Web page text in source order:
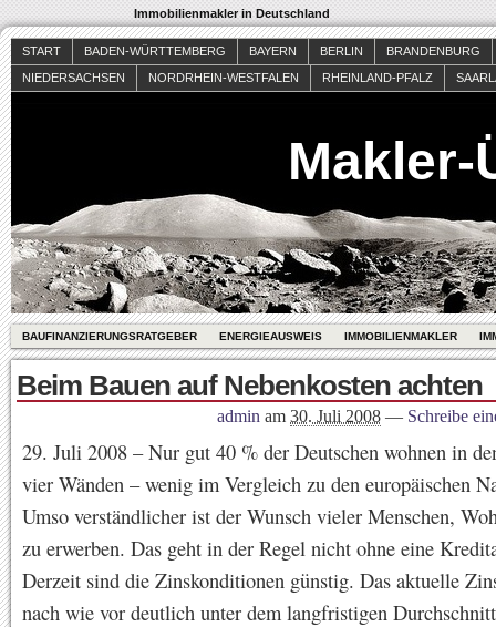
Immobilienmakler in Deutschland
START BADEN-WÜRTTEMBERG BAYERN BERLIN
BRANDENBURG
NIEDERSACHSEN
NORDRHEIN-WESTFALEN RHEINLAND-PFALZ
Makler-
BAUFINANZIERUNGSRATGEBER ENERGIEAUSWEIS IMMOBILIENMAKLER
Beim Bauen auf Nebenkosten achten
admin am 30. Juli 2008 — Schreibe
29. Juli 2008 – Nur gut 40 % der Deutschen wohnen in
vier Wänden – wenig im Vergleich zu den europäischen
Umso verständlicher ist der Wunsch vieler Menschen,
zu erwerben. Das geht in der Regel nicht ohne eine
Derzeit sind die Zinskonditionen günstig. Das aktuelle
nach wie vor deutlich unter dem langfristigen